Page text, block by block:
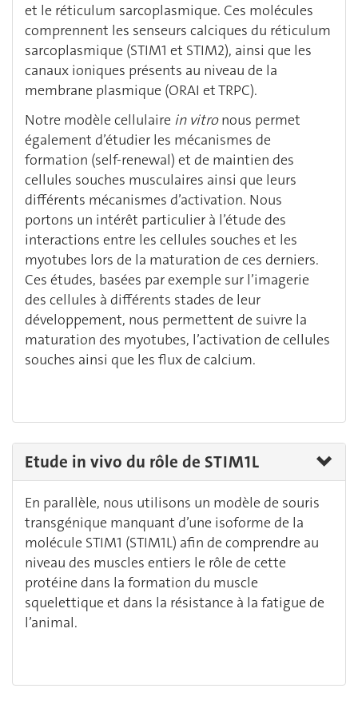
et le réticulum sarcoplasmique. Ces molécules
comprennent les senseurs calciques du réticulum
sarcoplasmique (STIM1 et STIM2), ainsi que les
canaux ioniques présents au niveau de la
membrane plasmique (ORAI et TRPC).
Notre modèle cellulaire in vitronous permet
également d’étudier les mécanismes de
formation (self-renewal) et de maintien des
cellules souches musculaires ainsi que leurs
différents mécanismes d’activation. Nous
portons un intérêt particulier à l’étude des
interactions entre les cellules souches et les
myotubes lors de la maturation de ces derniers.
Ces études, basées par exemple sur l’imagerie
des cellules à différents stades de leur
développement, nous permettent de suivre la
maturation des myotubes, l’activation de cellules
souches ainsi que les flux de calcium.
Etude in vivo du rôle de STIM1L
En parallèle, nous utilisons un modèle de souris
transgénique manquant d’une isoforme de la
molécule STIM1 (STIM1L) afin de comprendre au
niveau des muscles entiers le rôle de cette
protéine dans la formation du muscle
squelettique et dans la résistance à la fatigue de
l’animal.